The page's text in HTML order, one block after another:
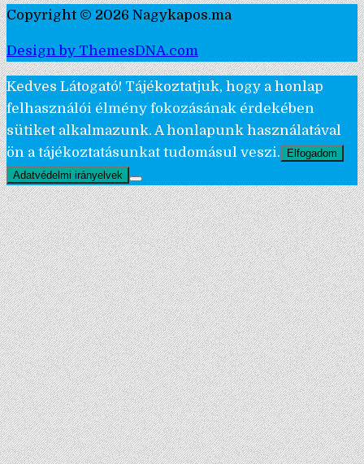
Copyright © 2026 Nagykapos.ma
Design by ThemesDNA.com
Kedves Látogató! Tájékoztatjuk, hogy a honlap
felhasználói élmény fokozásának érdekében
sütiket alkalmazunk. A honlapunk használatával
ön a tájékoztatásunkat tudomásul veszi.
Elfogadom
Adatvédelmi irányelvek